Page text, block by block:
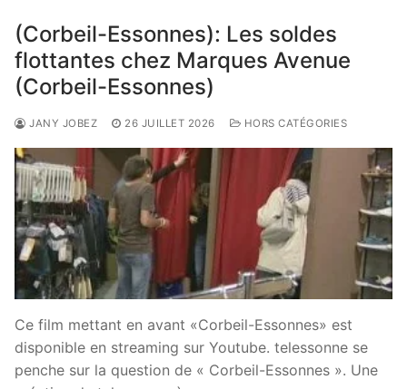
(Corbeil-Essonnes): Les soldes
flottantes chez Marques Avenue
(Corbeil-Essonnes)
JANY JOBEZ 26 JUILLET 2026 HORS CATÉGORIES
Ce film mettant en avant «Corbeil-Essonnes» est
disponible en streaming sur Youtube. telessonne se
penche sur la question de « Corbeil-Essonnes ». Une